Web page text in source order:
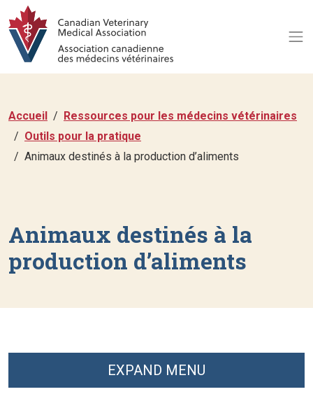
Accueil
Ressources pour les médecins vétérinaires
Outils pour la pratique
Animaux destinés à la production d’aliments
Animaux destinés à la
production d’aliments
EXPAND MENU